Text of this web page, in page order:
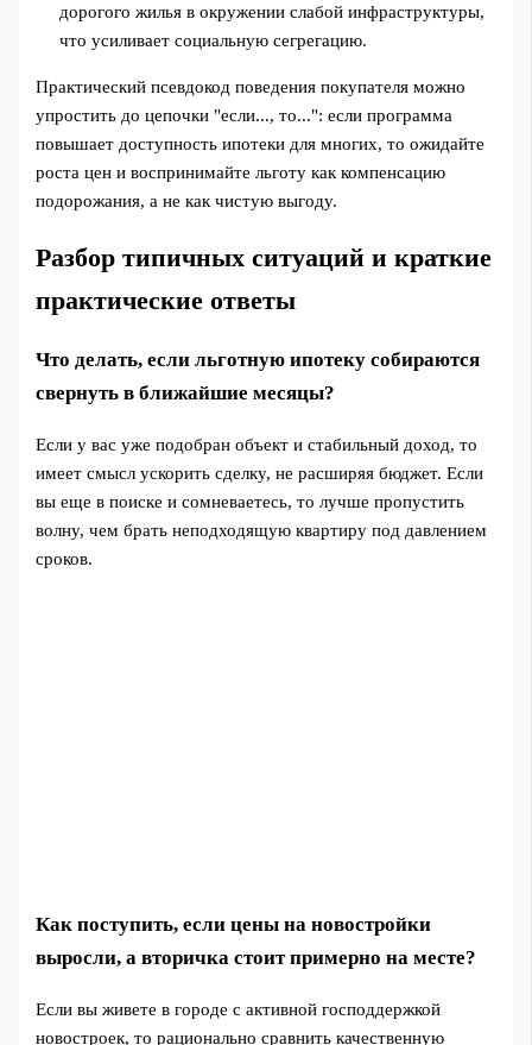
дорогого жилья в окружении слабой инфраструктуры,
что усиливает социальную сегрегацию.
Практический псевдокод поведения покупателя можно
упростить до цепочки "если..., то...": если программа
повышает доступность ипотеки для многих, то ожидайте
роста цен и воспринимайте льготу как компенсацию
подорожания, а не как чистую выгоду.
Разбор типичных ситуаций и краткие
практические ответы
Что делать, если льготную ипотеку собираются
свернуть в ближайшие месяцы?
Если у вас уже подобран объект и стабильный доход, то
имеет смысл ускорить сделку, не расширяя бюджет. Если
вы еще в поиске и сомневаетесь, то лучше пропустить
волну, чем брать неподходящую квартиру под давлением
сроков.
Как поступить, если цены на новостройки
выросли, а вторичка стоит примерно на месте?
Если вы живете в городе с активной господдержкой
новостроек, то рационально сравнить качественную